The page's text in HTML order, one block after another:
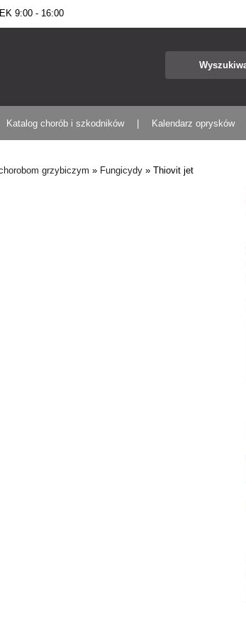
9:00 - 16:00
Katalog chorób i szkodników Kalendarz oprysków
grzybiczym » Fungicydy »Thiovit jet